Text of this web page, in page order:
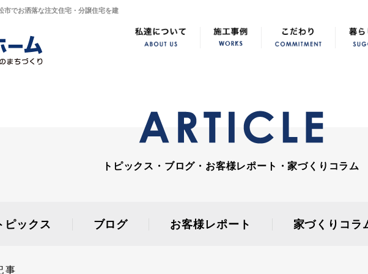
市でお洒落な注文住宅・分譲住宅を建
トピックス・ブログ・お客様レポート・家づくりコラム
ピックス ブログ お客様レポート 家づくりコラ
事